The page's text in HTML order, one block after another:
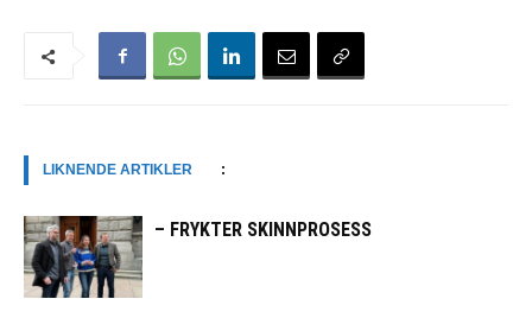
LIKNENDE ARTIKLER :
– FRYKTER SKINNPROSESS